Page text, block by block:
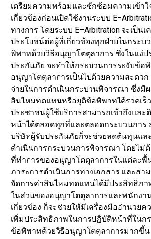
เตรียมความพร้อมและซักซ้อมความเข้า
เกี่ยวข้องก่อนเปิดใช้งานระบบ
ทางการ โดยระบบ E–Arbitration จะเป็นเ
ประโยชน์ต่อผู้ที่เกี่ยวข้องทุกฝ่ายในกระบ
พิพาทด้วยวิธีอนุญาโตตุลาการ ซึ่งในแง่ป
ประกันภัย จะทำให้กระบวนการระงับข้อ
อนุญาโตตุลาการเป็นไปด้วยความสะดวก
จ่ายในการดำเนินกระบวนพิจารณา ซึ่งมี
สินไหมทดแทนหรือยุติข้อพิพาทได้รวดเร็
ประชาชนผู้ใช้บริการสามารถเข้าถึงและ
หน้าได้ตลอดทุกที่และตลอดกระบวนการ
บริษัทผู้รับประกันภัยก็จะช่วยลดต้นทุนแล
ดำเนินการกระบวนการพิจารณา โดยไม่
ที่ทำการของอนุญาโตตุลาการในแต่ละพื้
ภาระการดำเนินการทางเอกสาร และสา
จัดการค่าสินไหมทดแทนได้มีประสิทธิภา
ในส่วนของอนุญาโตตุลาการและพนักงา
เกี่ยวข้อง ก็จะช่วยให้มีเครื่องมืออำนวยค
เพิ่มประสิทธิภาพในการปฏิบัติหน้าที่ในก
ข้อพิพาทด้วยวิธีอนุญาโตตุลาการมากขึ้น